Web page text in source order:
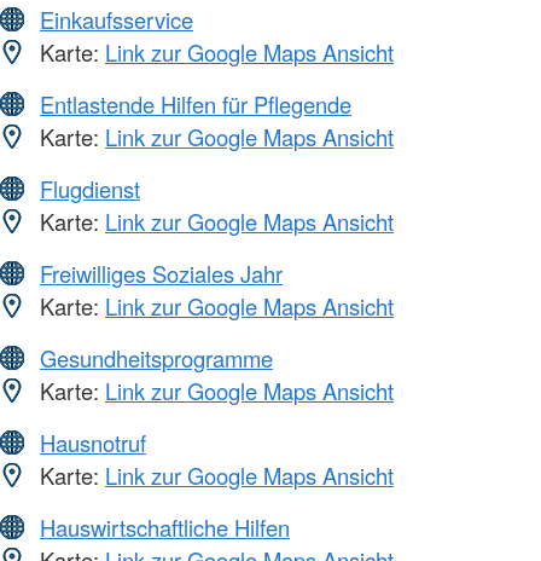
Einkaufsservice
Karte: Link zur Google Maps Ansicht
Entlastende Hilfen für Pflegende
Karte: Link zur Google Maps Ansicht
Flugdienst
Karte: Link zur Google Maps Ansicht
Freiwilliges Soziales Jahr
Karte: Link zur Google Maps Ansicht
Gesundheitsprogramme
Karte: Link zur Google Maps Ansicht
Hausnotruf
Karte: Link zur Google Maps Ansicht
Hauswirtschaftliche Hilfen